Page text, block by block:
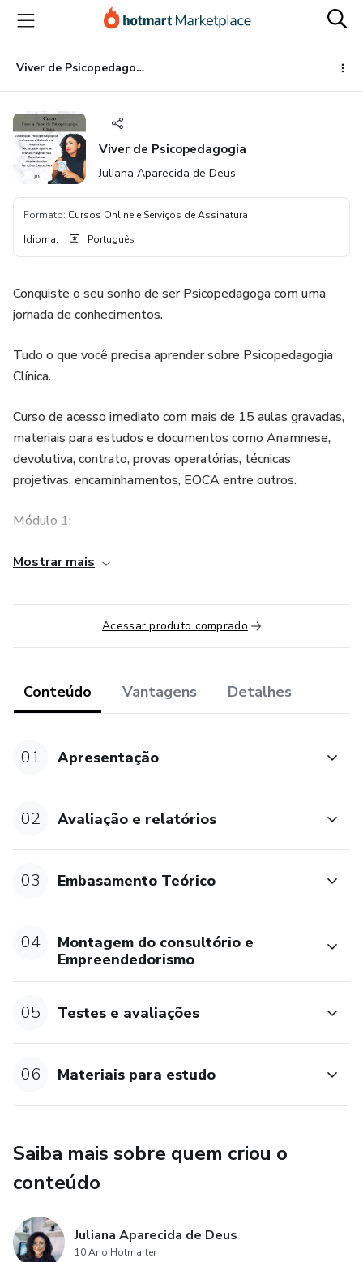
para
conteúdo
principal
para
pagamento
para
rodapé
Viver de Psicopedagogia
Viver de Psicopedagogia
Juliana Aparecida de Deus
Formato: Cursos Online e Serviços de Assinatura
Idioma: Português
Conquiste o seu sonho de ser Psicopedagoga com uma
jornada de conhecimentos.
Tudo o que você precisa aprender sobre Psicopedagogia
Clínica.
Curso de acesso imediato com mais de 15 aulas gravadas,
materiais para estudos e documentos como Anamnese,
devolutiva, contrato, provas operatórias, técnicas
projetivas, encaminhamentos, EOCA entre outros.
Módulo 1:
-Avaliação Psicopedagógica
-Relatório Psicopedagógico na Prática.
- Aulão documentos e relatórios.
Módulo 2:
- Desenvolvimento infantil.
- Dificuldade de aprendizagem.
- Consciência Fonológica.
- Aulão TDAH.
Módulo 3:
- Curso Avaliação Neuropsicológica Atenção e funções
Mostrar mais
Acessar produto comprado
Conteúdo Vantagens Detalhes
01 Apresentação
02 Avaliação e relatórios
03 Embasamento Teórico
04
Montagem do consultório e
Empreendedorismo
05 Testes e avaliações
06 Materiais para estudo
Saiba mais sobre quem criou o
conteúdo
Juliana Aparecida de Deus
10 Ano Hotmarter